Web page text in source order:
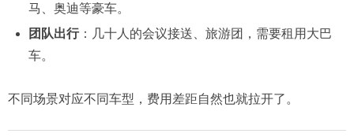
马、奥迪等豪车。
团队出行：几十人的会议接送、旅游团，需要租用大巴
车。
不同场景对应不同车型，费用差距自然也就拉开了。